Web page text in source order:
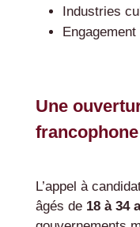
Industries
Une
francophone
L’appel à
âgés de 18 à 34